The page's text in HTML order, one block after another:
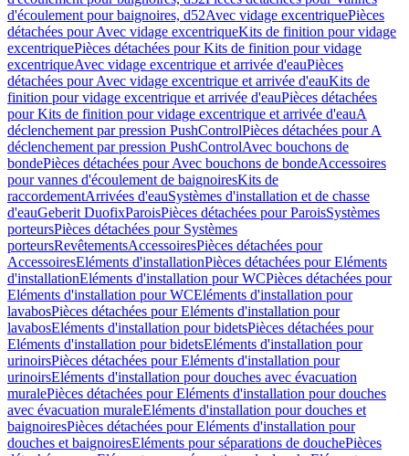
d'écoulement pour baignoires, d52Avec vidage excentriquePièces
détachées pour Avec vidage excentriqueKits de finition pour vidage
excentriquePièces détachées pour Kits de finition pour vidage
excentriqueAvec vidage excentrique et arrivée d'eauPièces
détachées pour Avec vidage excentrique et arrivée d'eauKits de
finition pour vidage excentrique et arrivée d'eauPièces détachées
pour Kits de finition pour vidage excentrique et arrivée d'eauA
déclenchement par pression PushControlPièces détachées pour A
déclenchement par pression PushControlAvec bouchons de
bondePièces détachées pour Avec bouchons de bondeAccessoires
pour vannes d'écoulement de baignoiresKits de
raccordementArrivées d'eauSystèmes d'installation et de chasse
d'eauGeberit DuofixParoisPièces détachées pour ParoisSystèmes
porteursPièces détachées pour Systèmes
porteursRevêtementsAccessoiresPièces détachées pour
AccessoiresEléments d'installationPièces détachées pour Eléments
d'installationEléments d'installation pour WCPièces détachées pour
Eléments d'installation pour WCEléments d'installation pour
lavabosPièces détachées pour Eléments d'installation pour
lavabosEléments d'installation pour bidetsPièces détachées pour
Eléments d'installation pour bidetsEléments d'installation pour
urinoirsPièces détachées pour Eléments d'installation pour
urinoirsEléments d'installation pour douches avec évacuation
muralePièces détachées pour Eléments d'installation pour douches
avec évacuation muraleEléments d'installation pour douches et
baignoiresPièces détachées pour Eléments d'installation pour
douches et baignoiresEléments pour séparations de douchePièces